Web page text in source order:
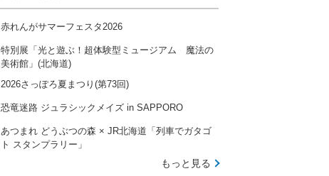
赤れんがサマーフェスタ2026
特別展「光と遊ぶ！超体験型ミュージアム 魔法の
美術館」(北海道)
2026さっぽろ夏まつり(第73回)
恐竜迷路 ジュラシックメイズ in SAPPORO
あつまれ どうぶつの森 × JR北海道「列車でガタゴ
ト スタンプラリー」
もっと見る